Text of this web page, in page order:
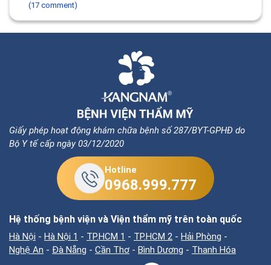
(17 comment)
Giấy phép hoạt động khám chữa bệnh số 287/BYT-GPHĐ do
Bộ Y tế cấp ngày 03/12/2020
Hotline
0968.999.777
Hệ thống bệnh viện và Viện thẩm mỹ trên toàn quốc
Hà Nội - Hà Nội 1 - TP.HCM 1 - TP.HCM 2 - Hải Phòng -
Nghệ An - Đà Nẵng - Cần Thơ - Bình Dương - Thanh Hóa